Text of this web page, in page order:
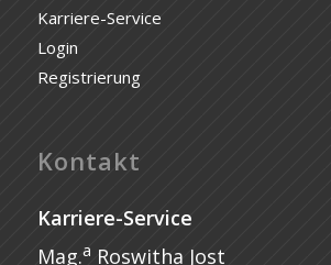
Karriere-Service
Login
Registrierung
Kontakt
Karriere-Service
Mag.a Roswitha Jost